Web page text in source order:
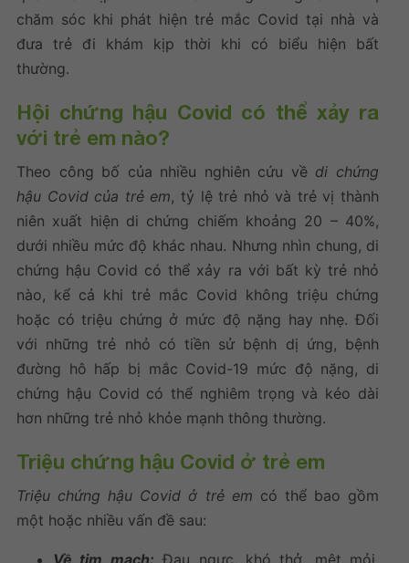
chăm sóc khi phát hiện trẻ mắc Covid tại nhà và
đưa trẻ đi khám kịp thời khi có biểu hiện bất
thường.
Hội chứng hậu Covid có thể xảy ra
với trẻ em nào?
Theo công bố của nhiều nghiên cứu về di chứng
hậu Covid của trẻ em, tỷ lệ trẻ nhỏ và trẻ vị thành
niên xuất hiện di chứng chiếm khoảng 20 – 40%,
dưới nhiều mức độ khác nhau. Nhưng nhìn chung, di
chứng hậu Covid có thể xảy ra với bất kỳ trẻ nhỏ
nào, kể cả khi trẻ mắc Covid không triệu chứng
hoặc có triệu chứng ở mức độ nặng hay nhẹ. Đối
với những trẻ nhỏ có tiền sử bệnh dị ứng, bệnh
đường hô hấp bị mắc Covid-19 mức độ nặng, di
chứng hậu Covid có thể nghiêm trọng và kéo dài
hơn những trẻ nhỏ khỏe mạnh thông thường.
Triệu chứng hậu Covid ở trẻ em
Triệu chứng hậu Covid ở trẻ em có thể bao gồm
một hoặc nhiều vấn đề sau:
Về tim mạch: Đau ngực, khó thở, mệt mỏi,